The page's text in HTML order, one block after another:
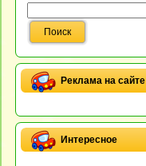
Реклама на сайте
Интересное